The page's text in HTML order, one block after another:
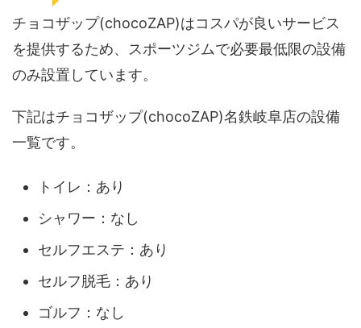
チョコザップ(chocoZAP)はコスパが良いサービス
を提供するため、スポーツジムで必要最低限の設備
のみ設置しています。
下記はチョコザップ(chocoZAP)名鉄岐阜店の設備
一覧です。
トイレ：あり
シャワー：なし
セルフエステ：あり
セルフ脱毛：あり
ゴルフ：なし